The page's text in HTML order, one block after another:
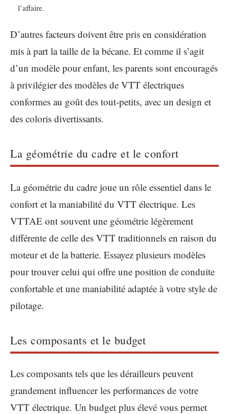
l’affaire.
D’autres facteurs doivent être pris en considération
mis à part la taille de la bécane. Et comme il s’agit
d’un modèle pour enfant, les parents sont encouragés
à privilégier des modèles de VTT électriques
conformes au goût des tout-petits, avec un design et
des coloris divertissants.
La géométrie du cadre et le confort
La géométrie du cadre joue un rôle essentiel dans le
confort et la maniabilité du VTT électrique. Les
VTTAE ont souvent une géométrie légèrement
différente de celle des VTT traditionnels en raison du
moteur et de la batterie. Essayez plusieurs modèles
pour trouver celui qui offre une position de conduite
confortable et une maniabilité adaptée à votre style de
pilotage.
Les composants et le budget
Les composants tels que les dérailleurs peuvent
grandement influencer les performances de votre
VTT électrique. Un budget plus élevé vous permet